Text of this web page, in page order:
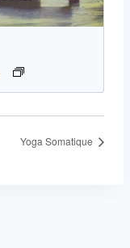
Yoga Somatique